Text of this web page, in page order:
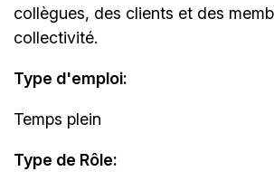
collègues, des clients et des
collectivité.
Type d'emploi:
Temps plein
Type de Rôle: